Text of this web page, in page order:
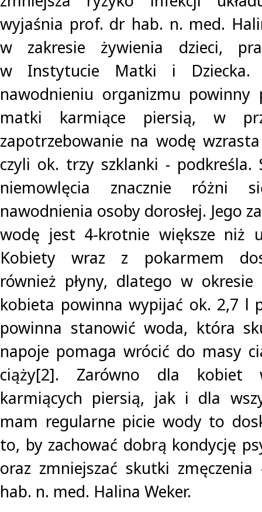
wyjaśnia prof. dr hab. n. med.
w zakresie żywienia dzieci,
w Instytucie Matki i Dziecka.
nawodnieniu organizmu powinny
matki karmiące piersią, w
zapotrzebowanie na wodę
czyli ok. trzy szklanki - podkreśla.
niemowlęcia znacznie różni
nawodnienia osoby dorosłej. Jego
wodę jest 4‑krotnie większe niż
Kobiety wraz z pokarmem
również płyny, dlatego w
kobieta powinna wypijać ok. 2,7 l
powinna stanowić woda, która
napoje pomaga wrócić do masy
ciąży[2]. Zarówno dla kobiet
karmiących piersią, jak i dla
mam regularne picie wody to
to, by zachować dobrą kondycję
oraz zmniejszać skutki
hab. n. med. Halina Weker.